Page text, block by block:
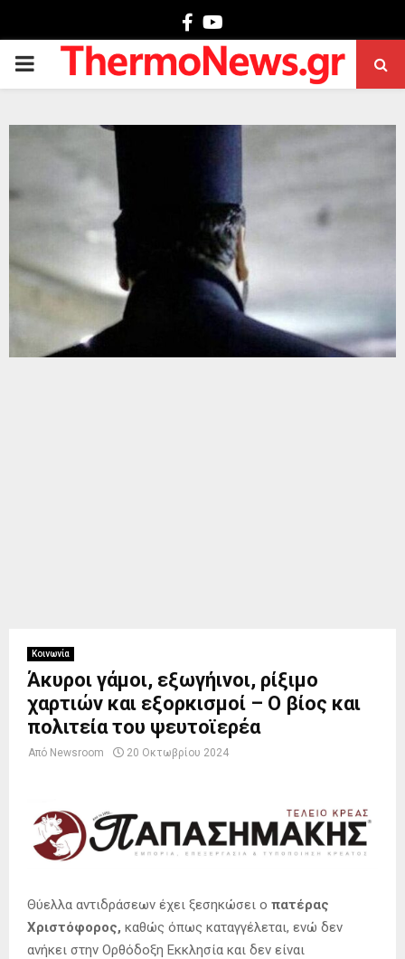
Facebook
PRIMARY
Κοινωνία
Άκυροι γάμοι, εξωγήινοι, ρίξιμο
χαρτιών και εξορκισμοί – Ο βίος και
πολιτεία του ψευτοϊερέα
Από Newsroom 20 Οκτωβρίου 2024
Θύελλα αντιδράσεων έχει ξεσηκώσει ο πατέρας
Χριστόφορος, καθώς όπως καταγγέλεται, ενώ δεν
ανήκει στην Ορθόδοξη Εκκλησία και δεν είναι